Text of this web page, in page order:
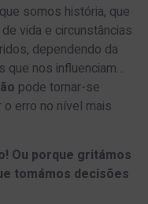
somos história, que
vida e circunstâncias
dependendo da
que nos influenciam…
pode tornar-se
erro no nível mais
Ou porque gritámos
tomámos decisões